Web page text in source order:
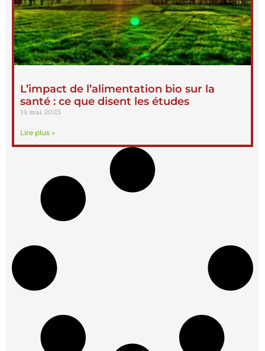
L’impact de l’alimentation bio sur la
santé : ce que disent les études
14 mai 2025
Lire plus »